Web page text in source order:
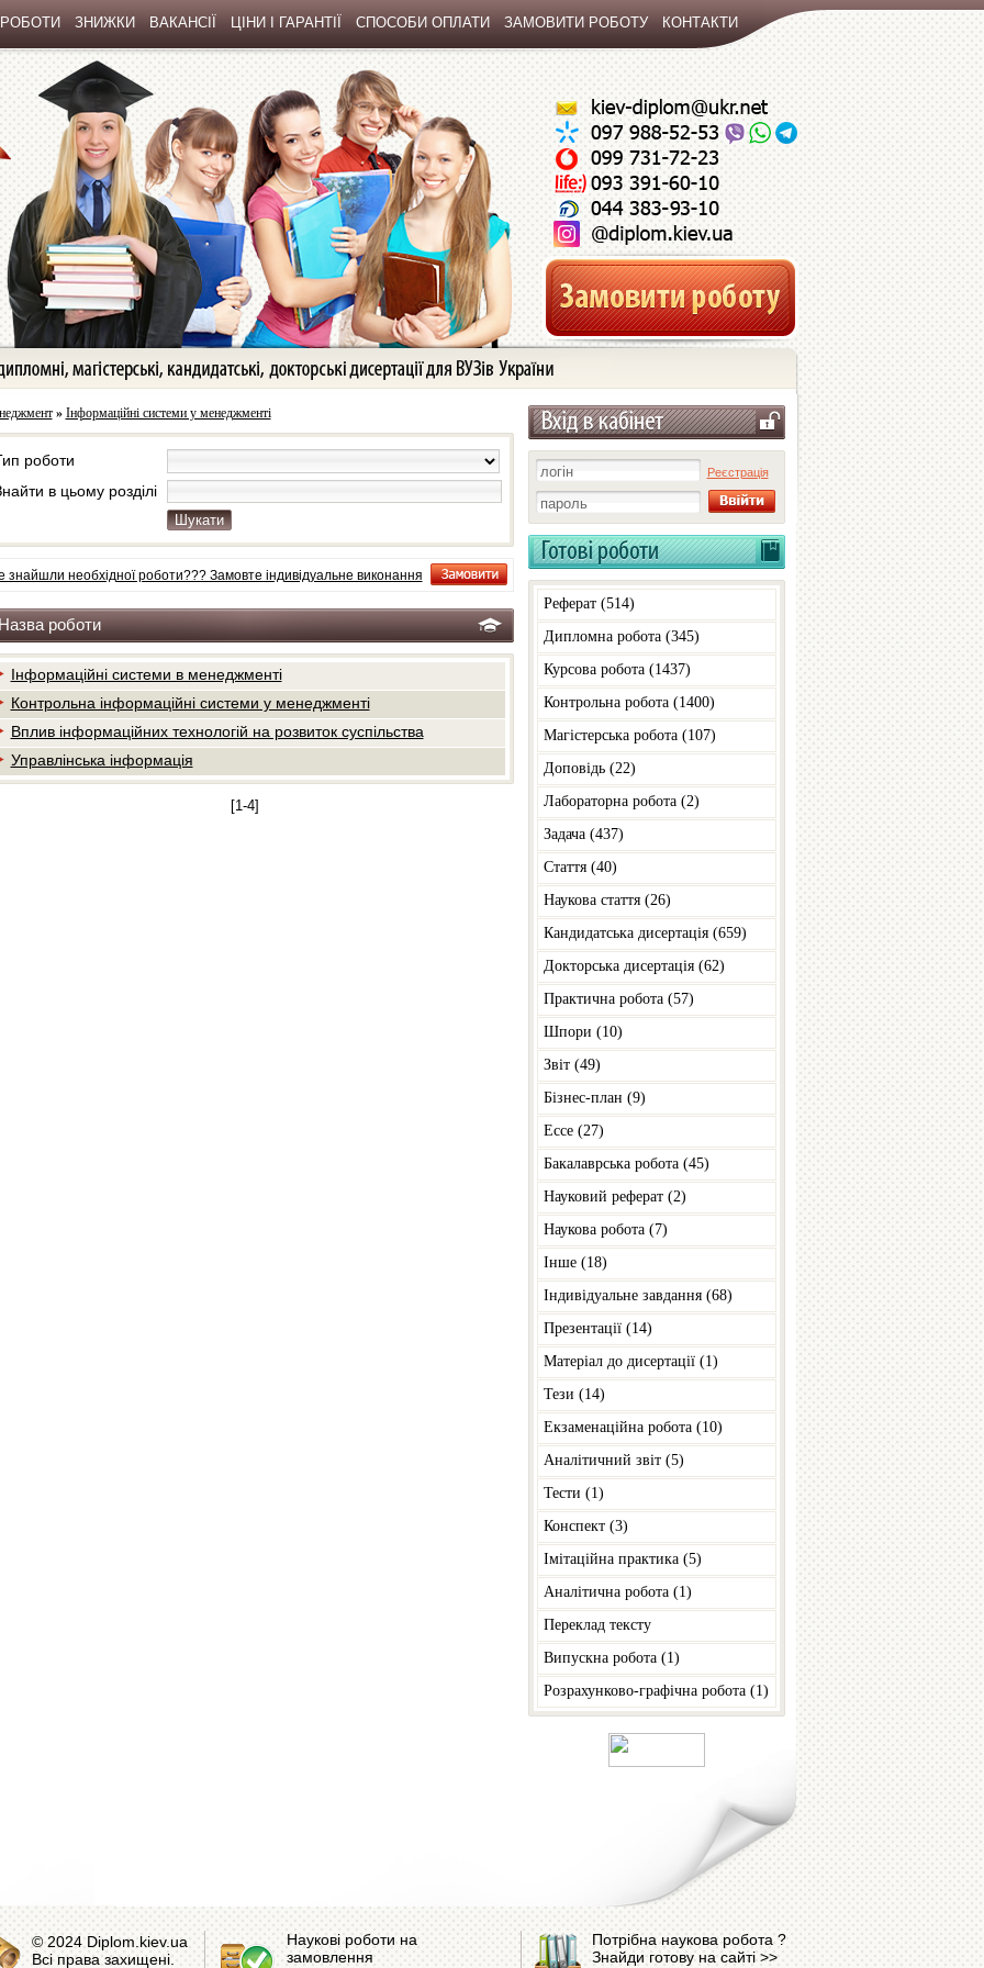
ЗНИЖКИ ВАКАНСІЇ ЦІНИ І ГАРАНТІЇ СПОСОБИ ОПЛАТИ ЗАМОВИТИ РОБОТУ КОНТАКТИ
Реєстрація
Реферат (514)
Дипломна робота (345)
Курсова робота (1437)
Контрольна робота (1400)
Магістерська робота (107)
Доповiдь (22)
Лабораторна робота (2)
Задача (437)
Стаття (40)
Наукова стаття (26)
Кандидатська дисертація (659)
Докторська дисертація (62)
Практична робота (57)
Шпори (10)
Звіт (49)
Бізнес-план (9)
Ессе (27)
Бакалаврська робота (45)
Науковий реферат (2)
Наукова робота (7)
Інше (18)
Індивідуальне завдання (68)
Презентації (14)
Матеріал до дисертації (1)
Тези (14)
Екзаменаційна робота (10)
Аналітичний звіт (5)
Тести (1)
Конспект (3)
Імітаційна практика (5)
Аналітична робота (1)
Переклад тексту
Випускна робота (1)
Розрахунково-графічна робота (1)
» Інформаційні системи у менеджменті
роботи
в цьому розділі
знайшли необхідної роботи??? Замовте індивiдуальне виконання
роботи
Інформаційні системи в менеджменті
Контрольна інформаційні системи у менеджменті
Вплив інформаційних технологій на розвиток суспільства
Управлінська інформація
[1-4]
© 2024 Diplom.kiev.ua
Всі права захищені.
Наукові роботи на
замовлення
Потрібна наукова робота ?
Знайди готову на сайті >>